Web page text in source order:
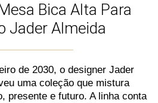
Bica Alta Para
Jader Almeida
de 2030, o designer Jader
uma coleção que mistura
presente e futuro. A linha conta